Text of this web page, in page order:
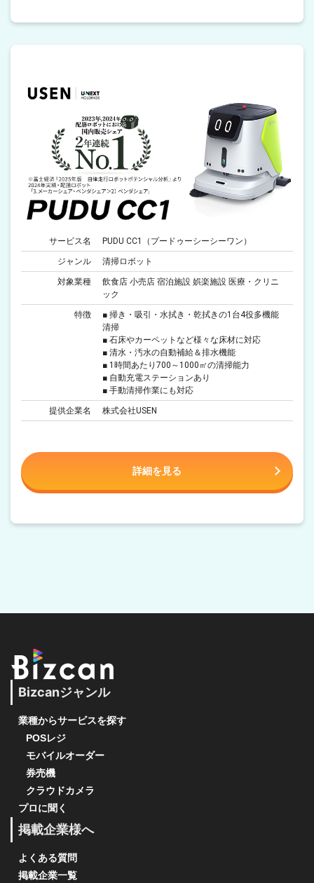
サービス名 PUDU CC1（プードゥーシーシーワン）
ジャンル 清掃ロボット
対象業種
飲食店 小売店 宿泊施設 娯楽施設 医療・クリニ
ック
特徴
■ 掃き・吸引・水拭き・乾拭きの1台4役多機能
清掃
■ 石床やカーペットなど様々な床材に対応
■ 清水・汚水の自動補給＆排水機能
■ 1時間あたり700～1000㎡の清掃能力
■ 自動充電ステーションあり
■ 手動清掃作業にも対応
提供企業名 株式会社USEN
詳細を見る
Bizcanジャンル
業種からサービスを探す
POSレジ
モバイルオーダー
券売機
クラウドカメラ
プロに聞く
掲載企業様へ
よくある質問
掲載企業一覧